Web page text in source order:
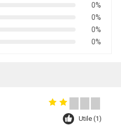
0%
0%
0%
0%
Utile (1)